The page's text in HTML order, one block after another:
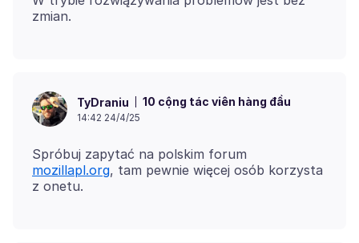
TyDraniu 10 cộng tác viên hàng đầu
14:42 24/4/25
Spróbuj zapytać na polskim forum
mozillapl.org, tam pewnie więcej osób korzysta